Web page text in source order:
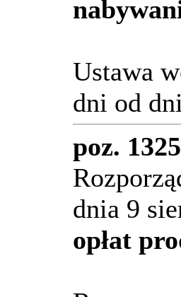
Ustawa
dni od
poz. 1325
dnia 9
opłat